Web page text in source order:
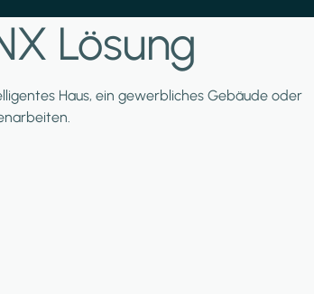
Lösung
Haus, ein gewerbliches Gebäude oder